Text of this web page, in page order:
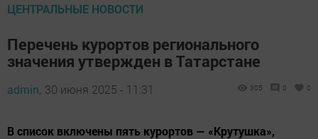
ЦЕНТРАЛЬНЫЕ НОВОСТИ
Перечень курортов регионального
значения утвержден в Татарстане
admin, 30 июня 2025 - 11:31 305 0 0
В список включены пять курортов — «Крутушка»,